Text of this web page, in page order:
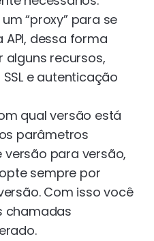
“proxy” para se
dessa forma
alguns recursos,
e autenticação
qual versão está
parâmetros
para versão,
sempre por
Com isso você
chamadas